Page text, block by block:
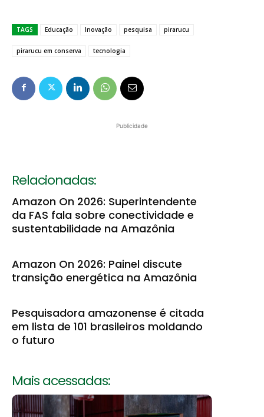
TAGS Educação Inovação pesquisa pirarucu
pirarucu em conserva tecnologia
Publicidade
Relacionadas:
Amazon On 2026: Superintendente
da FAS fala sobre conectividade e
sustentabilidade na Amazônia
Amazon On 2026: Painel discute
transição energética na Amazônia
Pesquisadora amazonense é citada
em lista de 101 brasileiros moldando
o futuro
Mais acessadas: